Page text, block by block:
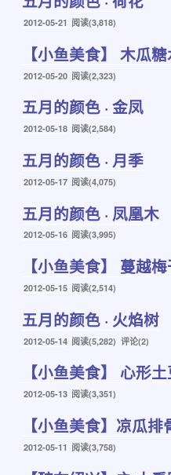
发
2012-05-21 阅读(3,818)
【小鱼美食】 木瓜
发
于
2012-05-20 阅读(2,323)
五月的颜色 · 金凤
发
于
2012-05-18 阅读(2,584)
五月的颜色 · 月季
发
于
2012-05-17 阅读(4,075)
五月的颜色 · 凤凰木
发
2012-05-16 阅读(3,995)
【小鱼美食】 蔓越
发
于
2012-05-15 阅读(2,514)
五月的颜色 · 火焰树
发
2012-05-14 阅读(5,282) 评论(2)
【小鱼美食】 心形
发
2012-05-13 阅读(3,351)
【小鱼美食】凉瓜
发
2012-05-11 阅读(3,758)